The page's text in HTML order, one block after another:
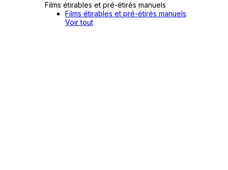
Films étirables et pré-étirés manuels
Films étirables et pré-étirés manuels
Voir tout